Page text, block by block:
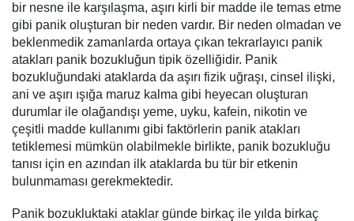
bir nesne ile karşılaşma, aşırı kirli bir madde ile temas etme
gibi panik oluşturan bir neden vardır. Bir neden olmadan ve
beklenmedik zamanlarda ortaya çıkan tekrarlayıcı panik
atakları panik bozukluğun tipik özelliğidir. Panik
bozukluğundaki ataklarda da aşırı fizik uğraşı, cinsel ilişki,
ani ve aşırı ışığa maruz kalma gibi heyecan oluşturan
durumlar ile olağandışı yeme, uyku, kafein, nikotin ve
çeşitli madde kullanımı gibi faktörlerin panik atakları
tetiklemesi mümkün olabilmekle birlikte, panik bozukluğu
tanısı için en azından ilk ataklarda bu tür bir etkenin
bulunmaması gerekmektedir.
Panik bozukluktaki ataklar günde birkaç ile yılda birkaç